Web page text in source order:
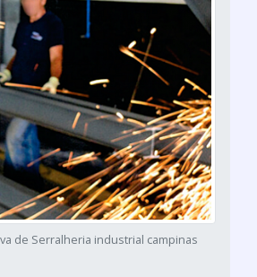
de Serralheria industrial campinas